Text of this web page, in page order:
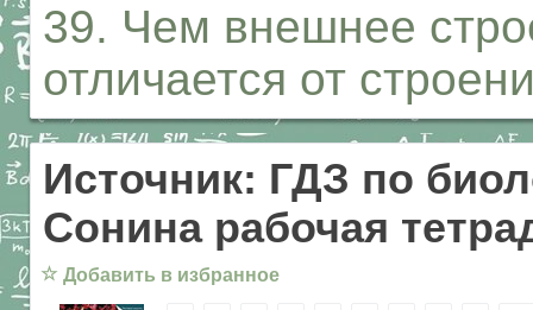
39. Чем внешнее
отличается от
Источник: ГДЗ по
Сонина рабочая
☆ Добавить в избранное